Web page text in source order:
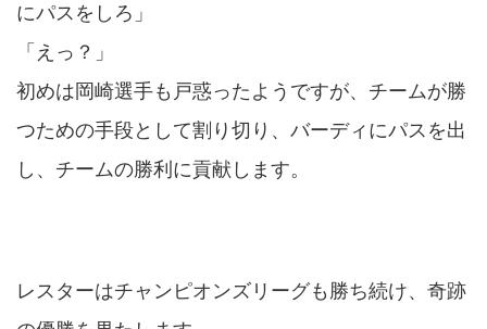
にパスをしろ」
「えっ？」
初めは岡崎選手も戸惑ったようですが、チームが勝
つための手段として割り切り、バーディにパスを出
し、チームの勝利に貢献します。
レスターはチャンピオンズリーグも勝ち続け、奇跡